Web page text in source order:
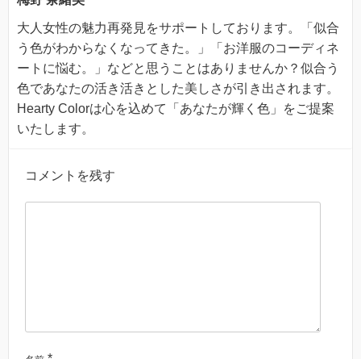
大人女性の魅力再発見をサポートしております。「似合
う色がわからなくなってきた。」「お洋服のコーディネ
ートに悩む。」などと思うことはありませんか？似合う
色であなたの活き活きとした美しさが引き出されます。
Hearty Colorは心を込めて「あなたが輝く色」をご提案
いたします。
コメントを残す